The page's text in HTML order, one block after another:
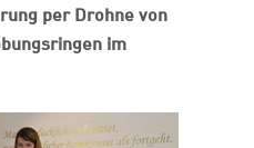
per Drohne von
im